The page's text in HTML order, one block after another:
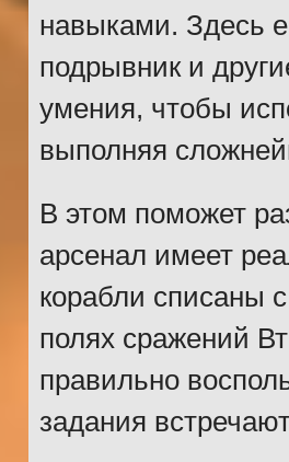
навыками. Здесь
подрывник и
умения, чтобы
выполняя
В этом поможет
арсенал имеет
корабли списаны
полях сражений
правильно
задания